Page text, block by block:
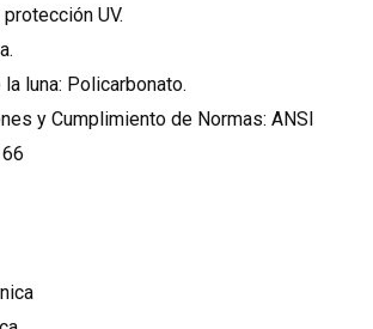
UV.
luna: Policarbonato.
y Cumplimiento de Normas: ANSI